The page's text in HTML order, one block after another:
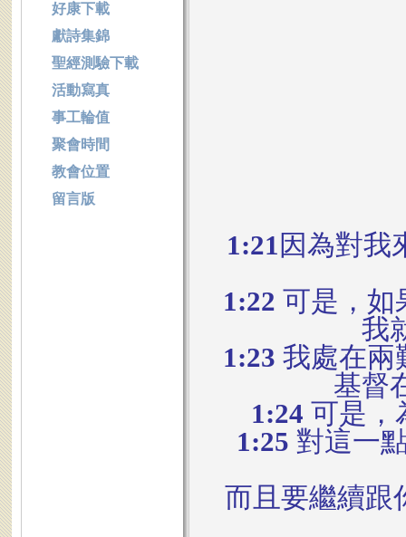
1:21 因為對我
1:22 可是，如
我
1:23 我處在兩
基督
1:24 可是，
1:25 對這一
而且要繼續跟
好康下載
獻詩集錦
聖經測驗下載
活動寫真
事工輪值
聚會時間
教會位置
留言版